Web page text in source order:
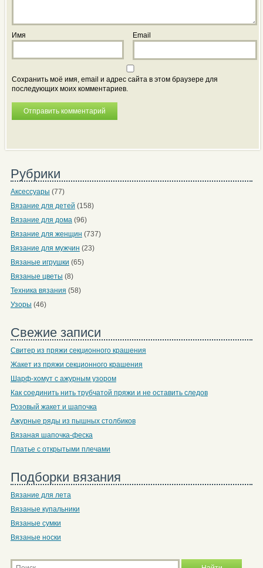
Имя Email
Сохранить моё имя, email и адрес сайта в этом браузере для
последующих моих комментариев.
Рубрики
Аксессуары (77)
Вязание для детей (158)
Вязание для дома(96)
Вязание для женщин (737)
Вязание для мужчин (23)
Вязаные игрушки (65)
Вязаные цветы (8)
Техника вязания (58)
Узоры (46)
Свежие записи
Свитер из пряжи секционного крашения
Жакет из пряжи секционного крашения
Шарф-хомут с ажурным узором
Как соединить нить трубчатой пряжи и не оставить следов
Розовый жакет и шапочка
Ажурные ряды из пышных столбиков
Вязаная шапочка-феска
Платье с открытыми плечами
Подборки вязания
Вязание для лета
Вязаные купальники
Вязаные сумки
Вязаные носки